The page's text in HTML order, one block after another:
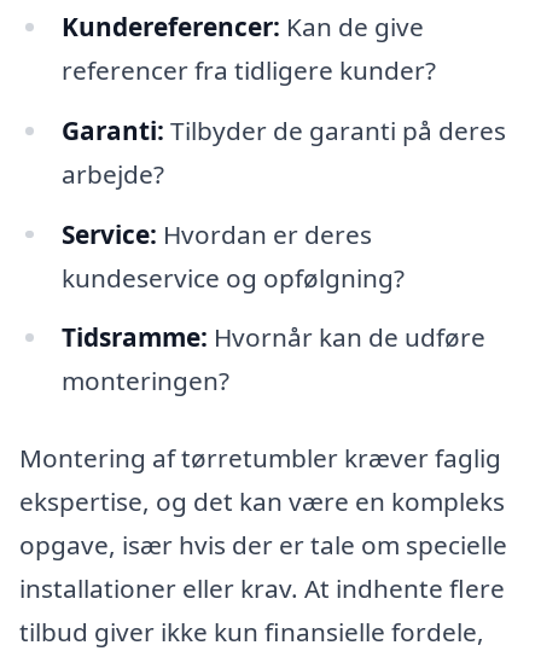
Kundereferencer: Kan de give
referencer fra tidligere kunder?
Garanti: Tilbyder de garanti på deres
arbejde?
Service: Hvordan er deres
kundeservice og opfølgning?
Tidsramme: Hvornår kan de udføre
monteringen?
Montering af tørretumbler kræver faglig
ekspertise, og det kan være en kompleks
opgave, især hvis der er tale om specielle
installationer eller krav. At indhente flere
tilbud giver ikke kun finansielle fordele,